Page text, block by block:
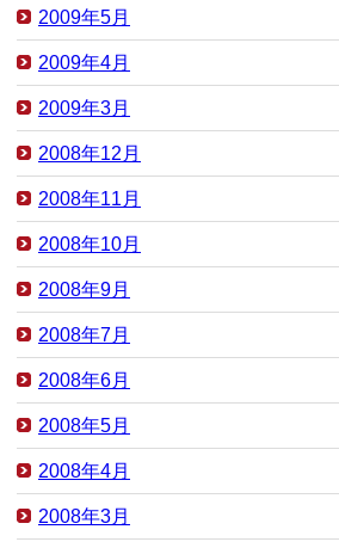
2009年5月
2009年4月
2009年3月
2008年12月
2008年11月
2008年10月
2008年9月
2008年7月
2008年6月
2008年5月
2008年4月
2008年3月